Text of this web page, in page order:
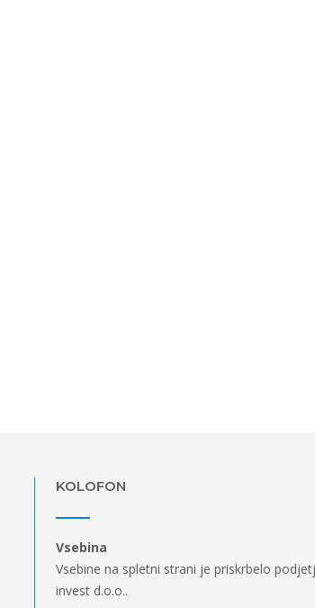
KOLOFON
Vsebina
Vsebine na spletni strani je priskrbelo
invest d.o.o..